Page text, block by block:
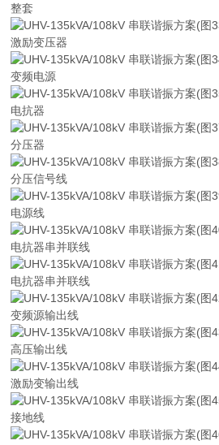
整套
激励变压器
变频电源
电抗器
分压器
分压信号线
电源线
电抗器串并联线
电抗器串并联线
变频源输出线
高压输出线
激励变输出线
接地线